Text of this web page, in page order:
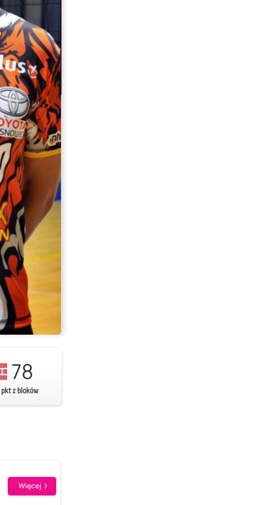
78
z bloków
Więcej